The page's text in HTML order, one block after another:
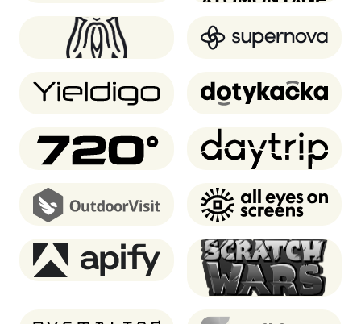
Oddin.gg Supernova.io
Yieldigo Dotykacka
720 degrees Daytrip
OutdoorVisit AEOS
Apify
Scratch Wars (Notre
Game)